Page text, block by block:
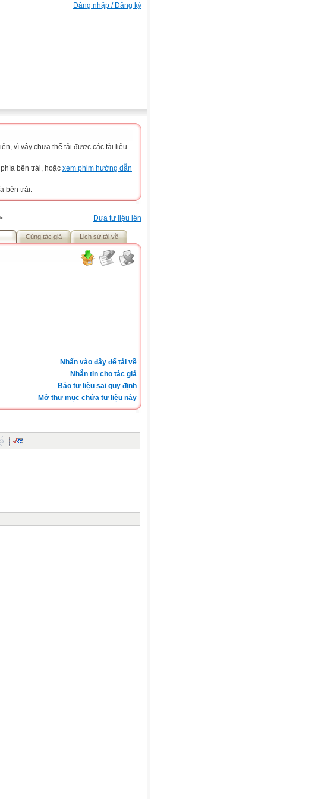
Đăng nhập / Đăng ký
vì vậy chưa thể tải được các tài liệu
bên trái, hoặc xem phim hướng dẫn
bên trái.
Đưa tư liệu lên
Cùng tác giả Lịch sử tải về
Nhấn vào đây để tải về
Nhắn tin cho tác giả
Báo tư liệu sai quy định
Mở thư mục chứa tư liệu này